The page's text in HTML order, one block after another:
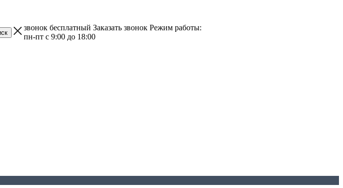
звонок бесплатный Заказать звонок Режим работы:
пн-пт с 9:00 до 18:00